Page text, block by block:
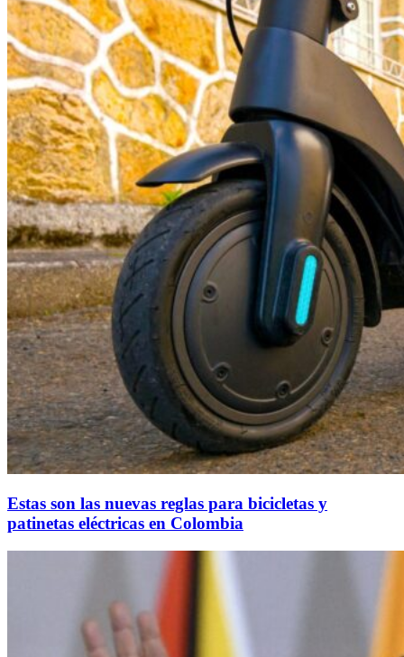
Estas son las nuevas reglas para bicicletas y
patinetas eléctricas en Colombia